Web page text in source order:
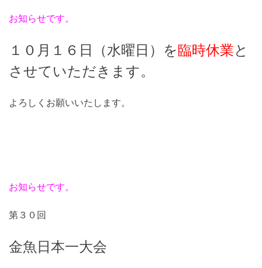
お知らせです。
１０月１６日（水曜日）を臨時休業と
させていただきます。
よろしくお願いいたします。
お知らせです。
第３０回
金魚日本一大会